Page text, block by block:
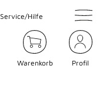
Service/Hilfe
Warenkorb Profil